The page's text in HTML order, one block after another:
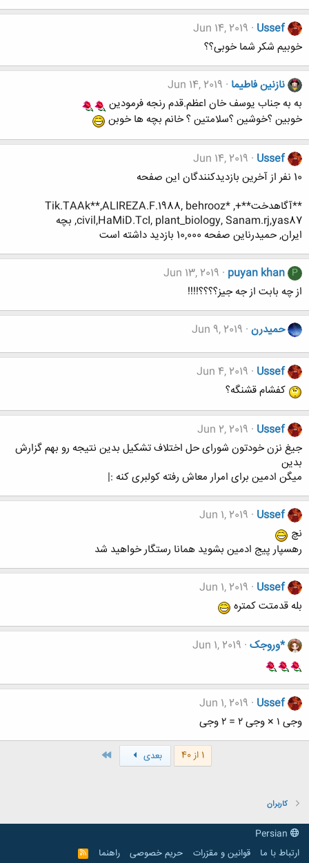
Ussef
Jun 14, 2019
خوبیم شکر شما خوبی؟؟
نازنین فاطیما Jun 14, 2019
به به جناب یوسف خان اعظم.قدم رنجه فرمودین
خوبین ؟خوشین ؟سلامتین ؟ خانم بچه ها خوبن
Ussef
Jun 14, 2019
10 نفر از آخرین بازدیدکنندگان این صفحه
**آگاهدخت**+, *Tik.TAAk**,ALIREZA.F.1988, behrooz
civil,HaMiD.TcI, plant_biology, Sanam.rj,yas87, بچه
ایران, حميدرناین صفحه 10,000 بازدید داشته است
P
puyan khan
Jun 13, 2019
از چه بابت از جه جیز؟؟؟؟!!!!
حميدرن Jun 9, 2019
Ussef
Jun 4, 2019
کفشام قشنگه؟
Ussef
Jun 2, 2019
جیغ نزن خودتون شورای حل اختلاف تشکیل بدین نتیجه رو بهم گزارش
بدین
میگن ادمین برای امرار معاش رفته کولبری کنه :|
Ussef
Jun 1, 2019
نچ
رهسپار پیج ادمین بشوید همانا رستگار خواهید شد
Ussef
Jun 1, 2019
بله قدمتت کمتره
*وروجک Jun 1, 2019
Ussef
Jun 1, 2019
وجی ۱ × وجی ۲ = ۲ وجی
1 از 40 بعدی
کاربران
ارتباط با ما
قوانین و مقرّرات حریم خصوصی راهنما
R